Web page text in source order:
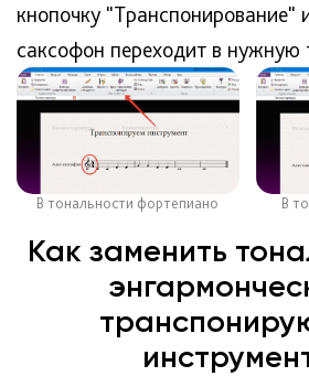
кнопочку "Транспонирование"
саксофон переходит в нужную
В тональности фортепиано В
Как заменить